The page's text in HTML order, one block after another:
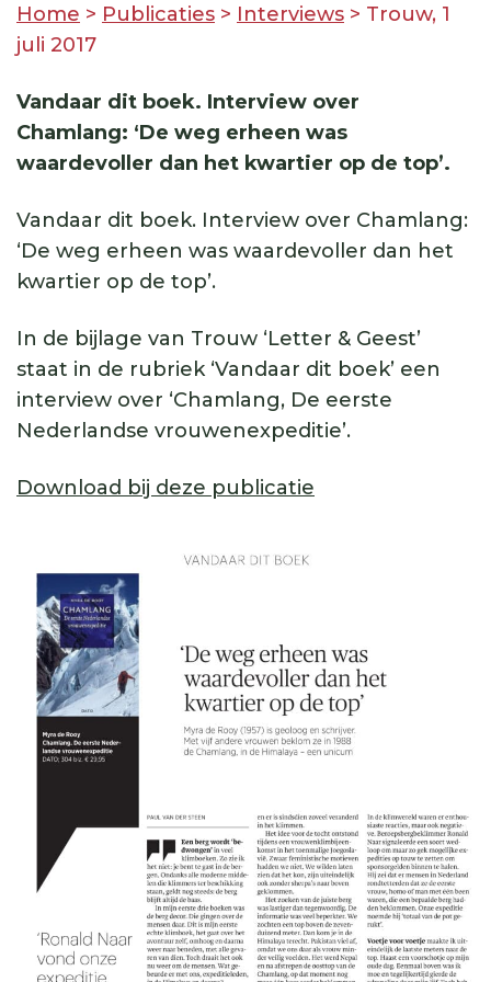
Home > Publicaties > Interviews > Trouw, 1
juli 2017
Vandaar dit boek. Interview over
Chamlang: ‘De weg erheen was
waardevoller dan het kwartier op de top’.
Vandaar dit boek. Interview over Chamlang:
‘De weg erheen was waardevoller dan het
kwartier op de top’.
In de bijlage van Trouw ‘Letter & Geest’
staat in de rubriek ‘Vandaar dit boek’ een
interview over ‘Chamlang, De eerste
Nederlandse vrouwenexpeditie’.
Download bij deze publicatie